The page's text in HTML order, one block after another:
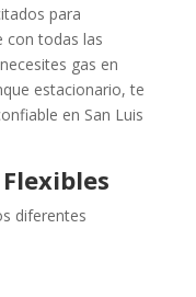
para
con todas las
gas en
estacionario, te
en San Luis
diferentes